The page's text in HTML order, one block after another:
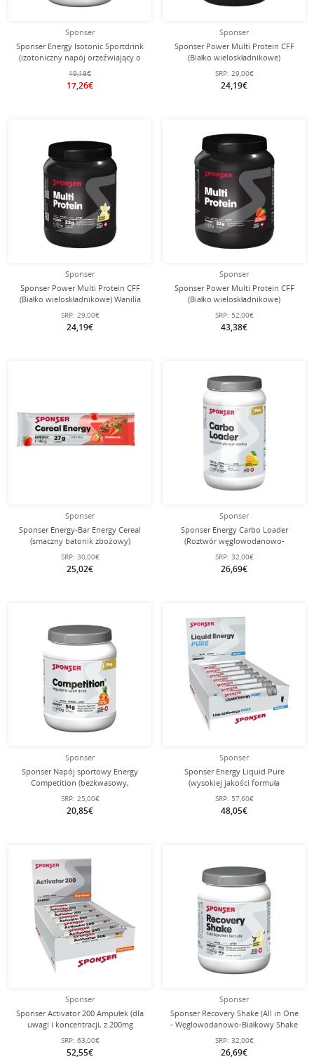
Sponser
Sponser Energy Isotonic Sportdrink
(izotoniczny napój orzeźwiający o
owocowym smaku) Citrus 1000g
puszka
19,18€
17,26€
Sponser
Sponser Power Multi Protein CFF
(Białko wieloskładnikowe)
Truskawka 425g Puszka
SRP: 29,00€
24,19€
Sponser
Sponser Power Multi Protein CFF
(Białko wieloskładnikowe) Wanilia
425g Puszka
SRP: 29,00€
24,19€
Sponser
Sponser Power Multi Protein CFF
(Białko wieloskładnikowe)
Truskawka 850g Puszka
SRP: 52,00€
43,38€
Sponser
Sponser Energy-Bar Energy Cereal
(smaczny batonik zbożowy)
Truskawka 20x40g Box
SRP: 30,00€
25,02€
Sponser
Sponser Energy Carbo Loader
(Roztwór węglowodanowo-
elektrolitowy) Cytrus/Pomarańcza
1200g puszka
SRP: 32,00€
26,69€
Sponser
Sponser Napój sportowy Energy
Competition (bezkwasowy,
hipotonik) Mix owocowy 1000g
puszka
SRP: 25,00€
20,85€
Sponser
Sponser Energy Liquid Pure
(wysokiej jakości formuła
węglowodanowa) 18x70g Box
SRP: 57,60€
48,05€
Sponser
Sponser Activator 200 Ampułek (dla
uwagi i koncentracji, z 200mg
kofeiny) Owoce 30x25ml Pudełko
SRP: 63,00€
52,55€
Sponser
Sponser Recovery Shake (All in One
- Węglowodanowo-Białkowy Shake
Regeneracyjny) Wanilia 900g Puszka
SRP: 32,00€
26,69€